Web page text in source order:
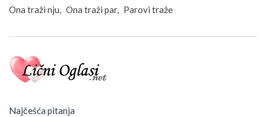
Ona traži nju
Ona traži par Parovi traže
Najčešća pitanja